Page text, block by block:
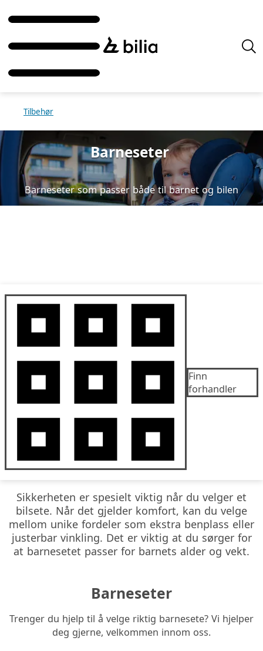
Tilbehør
Barneseter
Barneseter som passer både til barnet og bilen
Finn
forhandler
Sikkerheten er spesielt viktig når du velger et
bilsete. Når det gjelder komfort, kan du velge
mellom unike fordeler som ekstra benplass eller
justerbar vinkling. Det er viktig at du sørger for
at barnesetet passer for barnets alder og vekt.
Barneseter
Trenger du hjelp til å velge riktig barnesete? Vi hjelper
deg gjerne, velkommen innom oss.